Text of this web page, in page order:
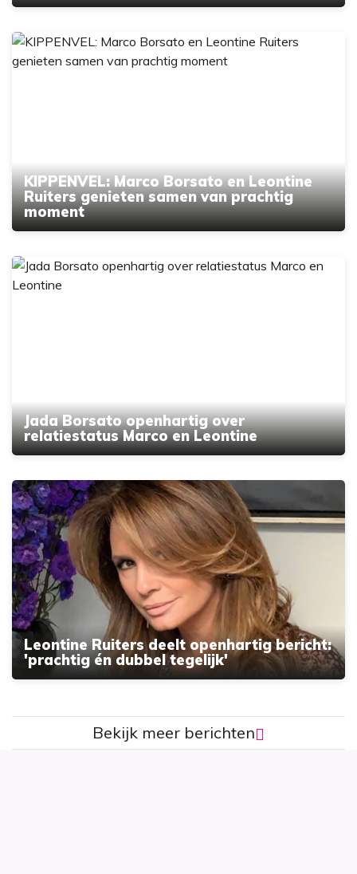
KIPPENVEL: Marco Borsato en Leontine
Ruiters genieten samen van prachtig
moment
Jada Borsato openhartig over
relatiestatus Marco en Leontine
Leontine Ruiters deelt openhartig bericht:
'prachtig én dubbel tegelijk'
Bekijk meer berichten